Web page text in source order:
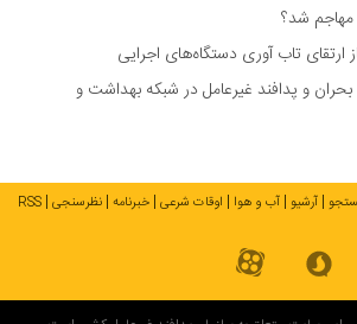
شد؟
ارتقای تاب آوری دستگاه‌های اجرایی
و پدافند غیرعامل در شبکه بهداشت و
آرشیو آب و هوا اوقات شرعی خبرنامه نظرسنجی RSS